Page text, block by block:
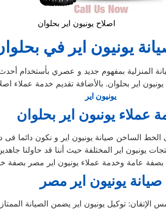
اصلاح يونيون اير بحلوان
المنزلية بمفهوم جديد و عصري بأستخدام
اير بحلوان. بالأضافة تقديم خدمة عملاء
يونيون اير
عملاء يونىون اير بحلوان
الخط الساخن صيانة يونيون اير و نكون دائما
يونيون اير المختلفة حيث أننا قد حاولنا
عامة وخدمة عملاء يونيون اير مصر بصفة
صيانة يونيون اير مصر